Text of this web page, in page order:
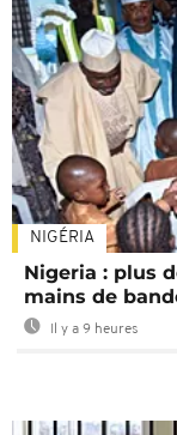
NIGÉRIA
Nigeria : plus
mains de
Il y a 9 heures